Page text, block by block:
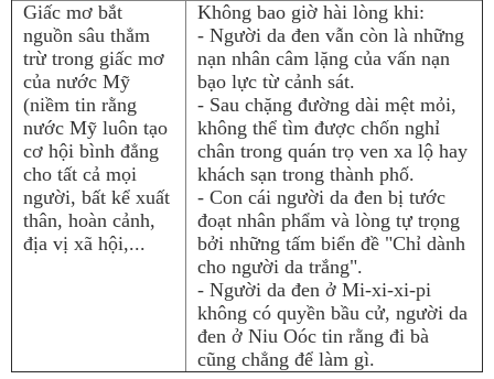
Giấc mơ bắt
nguồn sâu thẳm
trừ trong giấc mơ
của nước Mỹ
(niềm tin rằng
nước Mỹ luôn tạo
cơ hội bình đẳng
cho tất cả mọi
người, bất kể xuất
thân, hoàn cảnh,
địa vị xã hội,...
Không bao giờ hài lòng khi:
- Người da đen vẫn còn là những
nạn nhân câm lặng của vấn nạn
bạo lực từ cảnh sát.
- Sau chặng đường dài mệt mỏi,
không thể tìm được chốn nghỉ
chân trong quán trọ ven xa lộ hay
khách sạn trong thành phố.
- Con cái người da đen bị tước
đoạt nhân phẩm và lòng tự trọng
bởi những tấm biển đề "Chỉ dành
cho người da trắng".
- Người da đen ở Mi-xi-xi-pi
không có quyền bầu cử, người da
đen ở Niu Oóc tin rằng đi bà
cũng chẳng để làm gì.